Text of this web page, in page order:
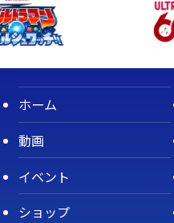
ホーム
動画
イベント
ショップ